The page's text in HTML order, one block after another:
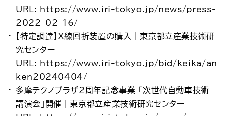
URL: https://www.iri-tokyo.jp/news/press-
2022-02-16/
【特定調達】X線回折装置の購入｜東京都立産業技術研
究センター
URL: https://www.iri-tokyo.jp/bid/keika/an
ken20240404/
多摩テクノプラザ2周年記念事業 「次世代自動車技術
講演会」開催｜東京都立産業技術研究センター